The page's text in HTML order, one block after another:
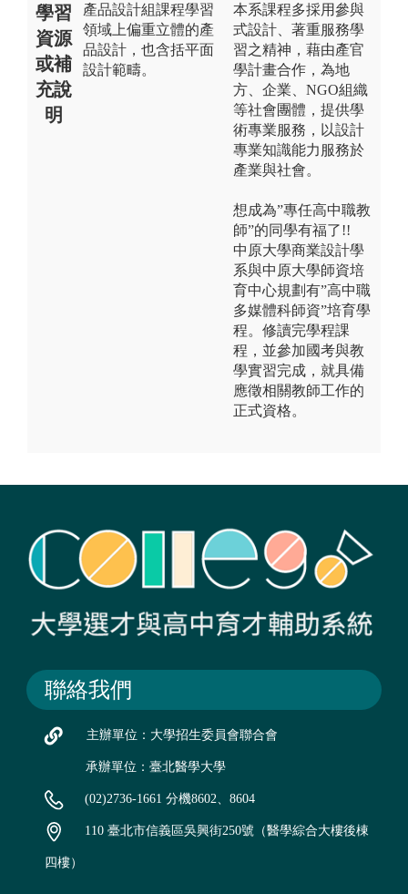
學習
資源
或補
充說
明
產品設計組課程學習
領域上偏重立體的產
品設計，也含括平面
設計範疇。
本系課程多採用參與
式設計、著重服務學
習之精神，藉由產官
學計畫合作，為地
方、企業、NGO組織
等社會團體，提供學
術專業服務，以設計
專業知識能力服務於
產業與社會。
想成為”專任高中職教
師”的同學有福了!!
中原大學商業設計學
系與中原大學師資培
育中心規劃有”高中職
多媒體科師資”培育學
程。修讀完學程課
程，並參加國考與教
學實習完成，就具備
應徵相關教師工作的
正式資格。
聯絡我們
主辦單位：大學招生委員會聯合會
承辦單位：臺北醫學大學
(02)2736-1661 分機8602、8604
110 臺北市信義區吳興街250號（醫學綜合大樓後棟
四樓）